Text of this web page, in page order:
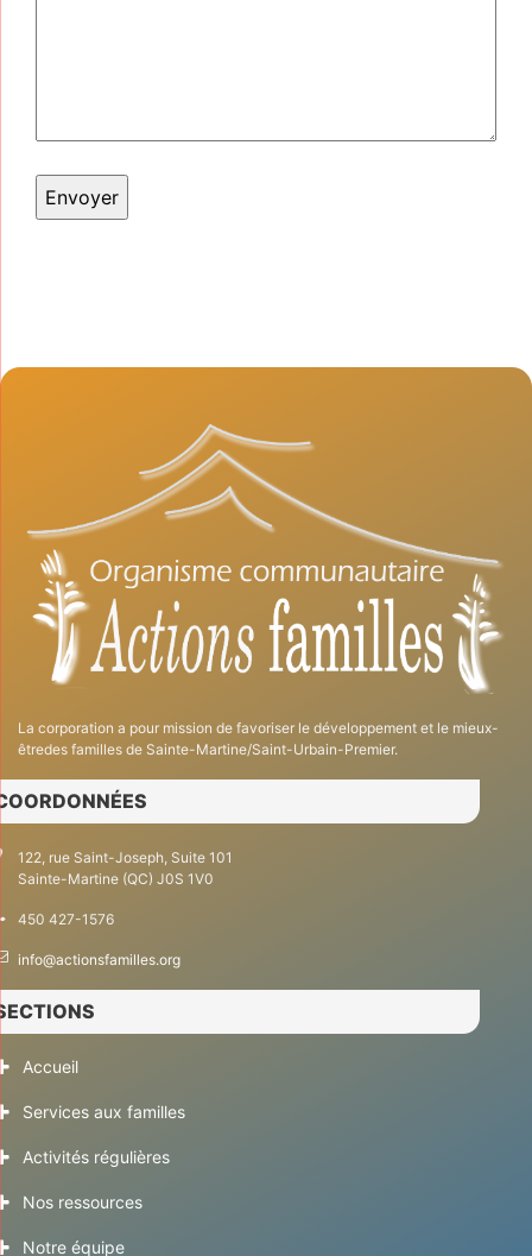
La corporation a pour mission de favoriser le développement et le mieux-
êtredes familles de Sainte-Martine/Saint-Urbain-Premier.
122, rue Saint-Joseph, Suite 101
Sainte-Martine (QC) J0S 1V0
450 427-1576
info@actionsfamilles.org
Accueil
Services aux familles
Activités régulières
Nos ressources
Notre équipe